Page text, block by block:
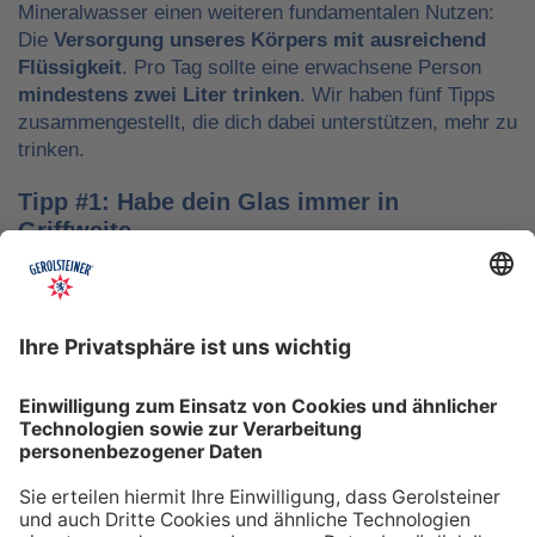
Mineralwasser einen weiteren fundamentalen Nutzen:
Die Versorgung unseres Körpers mit ausreichend
Flüssigkeit. Pro Tag sollte eine erwachsene Person
mindestens zwei Liter trinken. Wir haben fünf Tipps
zusammengestellt, die dich dabei unterstützen, mehr zu
trinken.
Tipp #1: Habe dein Glas immer in
Griffweite
Ob bei der Arbeit oder während der Freizeit: Wasser
nicht vergisst. Denke daran, auch unterwegs immer
etwas Wasser dabei zu haben. Kleine PET-Flaschen mit
hinnehmen.
Tipp #2: Trinke direkt nach dem Aufstehen
Über Nacht verliert dein Körper Flüssigkeit. Um gut in